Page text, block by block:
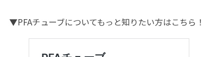
▼PFAチューブについてもっと知りたい方はこちら！